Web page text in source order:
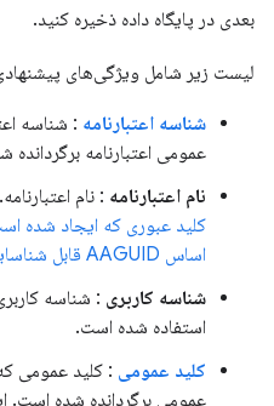
بعدی در پایگاه داده ذخیره کنید.
لیست زیر شامل ویژگی‌های
شناسه اعتبارنامه : شناسه
عمومی اعتبارنامه
نام اعتبارنامه : نام
کلید عبوری که ایجاد شده
اساس AAGUID قابل شناسایی است
شناسه کاربری : شناسه
استفاده شده است.
کلید عمومی : کلید عمومی که
عمومی برگردانده شده است.